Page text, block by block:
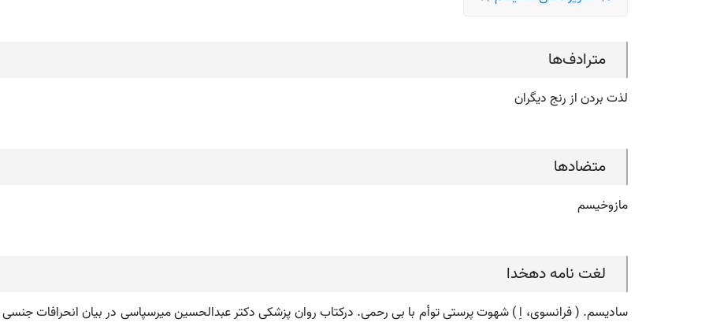
مترادف‌ها
لذت بردن از رنج دیگران
متضادها
مازوخیسم
لغت نامه دهخدا
سادیسم. ( فرانسوی، اِ ) شهوت پرستی توأم با بی رحمی. درکتاب روان پزشکی دکتر عبدالحسین میرسپاسی در بیان انحرافات